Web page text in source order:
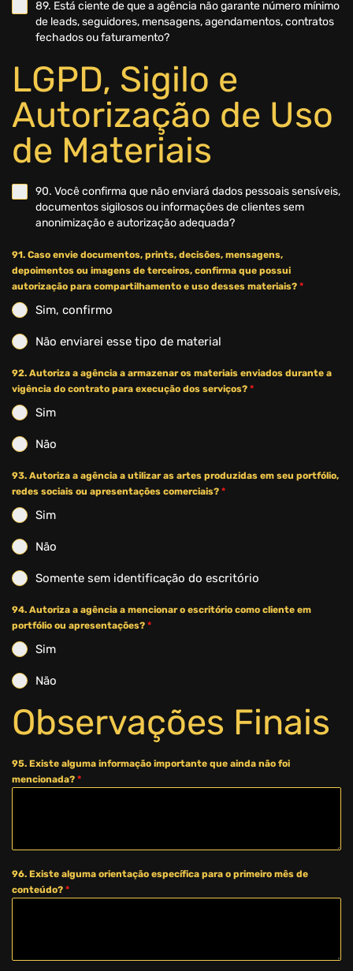
89. Está ciente de que a agência não garante número mínimo
de leads, seguidores, mensagens, agendamentos, contratos
fechados ou faturamento?
LGPD, Sigilo e
Autorização de Uso
de Materiais
90. Você confirma que não enviará dados pessoais sensíveis,
documentos sigilosos ou informações de clientes sem
anonimização e autorização adequada?
91. Caso envie documentos, prints, decisões, mensagens,
depoimentos ou imagens de terceiros, confirma que possui
autorização para compartilhamento e uso desses materiais? *
Sim, confirmo
Não enviarei esse tipo de material
92. Autoriza a agência a armazenar os materiais enviados durante a
vigência do contrato para execução dos serviços? *
Sim
Não
93. Autoriza a agência a utilizar as artes produzidas em seu portfólio,
redes sociais ou apresentações comerciais? *
Sim
Não
Somente sem identificação do escritório
94. Autoriza a agência a mencionar o escritório como cliente em
portfólio ou apresentações? *
Sim
Não
Observações Finais
95. Existe alguma informação importante que ainda não foi
mencionada? *
96. Existe alguma orientação específica para o primeiro mês de
conteúdo? *